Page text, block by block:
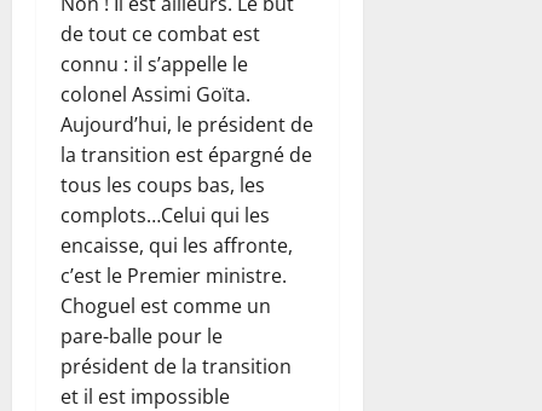
de tout ce combat est
connu : il s’appelle le
colonel Assimi Goïta.
Aujourd’hui, le président de
la transition est épargné de
tous les coups bas, les
complots…Celui qui les
encaisse, qui les affronte,
c’est le Premier ministre.
Choguel est comme un
pare-balle pour le
président de la transition
et il est impossible